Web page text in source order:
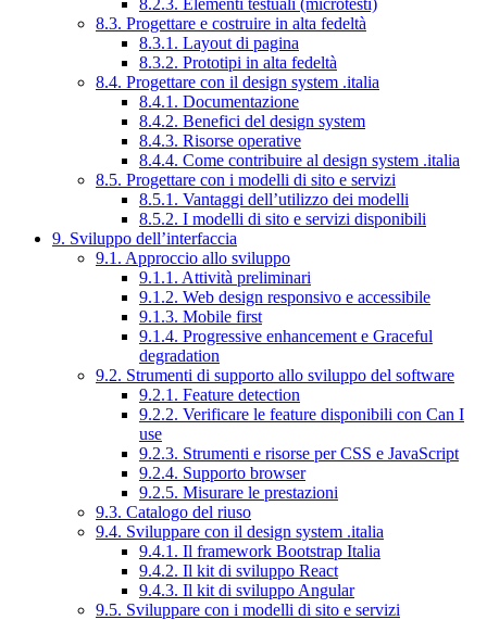
8.3. Progettare e costruire in alta fedeltà
8.3.1. Layout di pagina
8.3.2. Prototipi in alta fedeltà
8.4. Progettare con il design system .italia
8.4.1. Documentazione
8.4.2. Benefici del design system
8.4.3. Risorse operative
8.4.4. Come contribuire al design system .italia
8.5. Progettare con i modelli di sito e servizi
8.5.1. Vantaggi dell’utilizzo dei modelli
8.5.2. I modelli di sito e servizi disponibili
9. Sviluppo dell’interfaccia
9.1. Approccio allo sviluppo
9.1.1. Attività preliminari
9.1.2. Web design responsivo e accessibile
9.1.3. Mobile first
9.1.4. Progressive enhancement e Graceful
degradation
9.2. Strumenti di supporto allo sviluppo del software
9.2.1. Feature detection
9.2.2. Verificare le feature disponibili con Can I
use
9.2.3. Strumenti e risorse per CSS e JavaScript
9.2.4. Supporto browser
9.2.5. Misurare le prestazioni
9.3. Catalogo del riuso
9.4. Sviluppare con il design system .italia
9.4.1. Il framework Bootstrap Italia
9.4.2. Il kit di sviluppo React
9.4.3. Il kit di sviluppo Angular
9.5. Sviluppare con i modelli di sito e servizi